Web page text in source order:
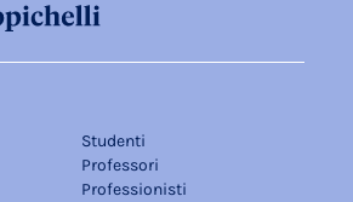
Studenti
Professori
Professionisti